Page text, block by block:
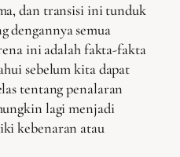
dan transisi ini tunduk
dengannya semua
ini adalah fakta-fakta
sebelum kita dapat
tentang penalaran
lagi menjadi
kebenaran atau